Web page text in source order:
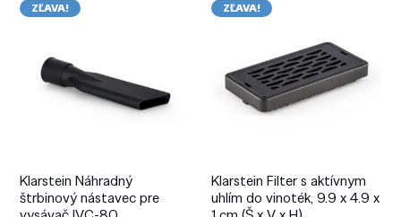
ZĽAVA!
Klarstein Náhradný
štrbinový nástavec pre
ZĽAVA!
Klarstein Filter s aktívnym
uhlím do vinoték, 9.9 x 4.9 x